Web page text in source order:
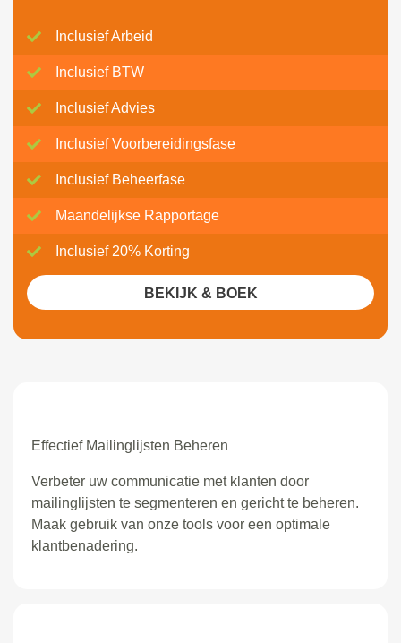
Effectief Mailinglijsten Beheren
Verbeter uw communicatie met klanten door
mailinglijsten te segmenteren en gericht te beheren.
Maak gebruik van onze tools voor een optimale
klantbenadering.
Inclusief Arbeid
Inclusief BTW
Inclusief Advies
Inclusief Voorbereidingsfase
Inclusief Beheerfase
Maandelijkse Rapportage
Inclusief 20% Korting
BEKIJK & BOEK